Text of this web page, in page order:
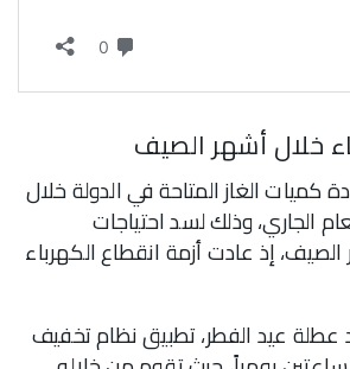
خلال أشهر الصيف
كميات الغاز المتاحة في الدولة خلال
الجاري، وذلك لسد احتياجات
إذ عادت أزمة انقطاع الكهرباء
عيد الفطر، تطبيق نظام تخفيف